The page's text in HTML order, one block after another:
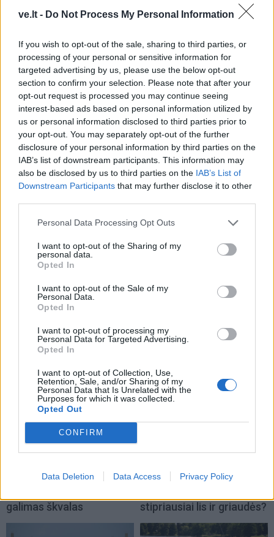
ve.lt - Do Not Process My Personal Information
If you wish to opt-out of the sale, sharing to third parties, or
processing of your personal or sensitive information for
targeted advertising by us, please use the below opt-out
section to confirm your selection. Please note that after your
opt-out request is processed you may continue seeing
interest-based ads based on personal information utilized by
us or personal information disclosed to third parties prior to
your opt-out. You may separately opt-out of the further
disclosure of your personal information by third parties on the
IAB’s list of downstream participants. This information may
also be disclosed by us to third parties on the IAB’s List of
Downstream Participants that may further disclose it to other
Personal Data Processing Opt Outs
I want to opt-out of the Sharing of my
personal data.
Opted In
I want to opt-out of the Sale of my
Personal Data.
Opted In
I want to opt-out of processing my
Personal Data for Targeted Advertising.
Opted In
I want to opt-out of Collection, Use,
Retention, Sale, and/or Sharing of my
Personal Data that Is Unrelated with the
Purposes for which it was collected.
Opted Out
CONFIRM
Data Deletion Data Access Privacy Policy
TAIP PAT SKAITYKITE
Orai: po audros – karščio
banga: termometrai vėl
artės prie 30 laipsnių
Audringi orai gali
prasidėti nuo 15 valandos
Ketvirtadienio popietę
galimas škvalas
Orai: po tvankios dienos –
stipriausiai lis ir griaudės?